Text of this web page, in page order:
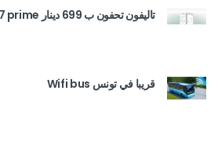
تاليفون تحفون ب 699 دينار Huawei Y 7 prime
قريبا في تونس Wifi bus